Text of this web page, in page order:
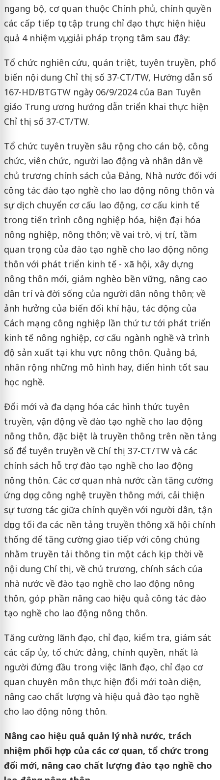
ngang bộ, cơ quan thuộc Chính phủ, chính quyền
các cấp tiếp tục tập trung chỉ đạo thực hiện hiệu
quả 4 nhiệm vụ, giải pháp trọng tâm sau đây:
Tổ chức nghiên cứu, quán triệt, tuyên truyền, phổ
biến nội dung Chỉ thị số 37-CT/TW, Hướng dẫn số
167-HD/BTGTW ngày 06/9/2024 của Ban Tuyên
giáo Trung ương hướng dẫn triển khai thực hiện
Chỉ thị số 37-CT/TW.
Tổ chức tuyên truyền sâu rộng cho cán bộ, công
chức, viên chức, người lao động và nhân dân về
chủ trương chính sách của Đảng, Nhà nước đối với
công tác đào tạo nghề cho lao động nông thôn và
sự dịch chuyển cơ cấu lao động, cơ cấu kinh tế
trong tiến trình công nghiệp hóa, hiện đại hóa
nông nghiệp, nông thôn; về vai trò, vị trí, tầm
quan trọng của đào tạo nghề cho lao động nông
thôn với phát triển kinh tế - xã hội, xây dựng
nông thôn mới, giảm nghèo bền vững, nâng cao
dân trí và đời sống của người dân nông thôn; về
ảnh hưởng của biến đổi khí hậu, tác động của
Cách mạng công nghiệp lần thứ tư tới phát triển
kinh tế nông nghiệp, cơ cấu ngành nghề và trình
độ sản xuất tại khu vực nông thôn. Quảng bá,
nhân rộng những mô hình hay, điển hình tốt sau
học nghề.
Đổi mới và đa dạng hóa các hình thức tuyên
truyền, vận động về đào tạo nghề cho lao động
nông thôn, đặc biệt là truyền thông trên nền tảng
số để tuyên truyền về Chỉ thị 37-CT/TW và các
chính sách hỗ trợ đào tạo nghề cho lao động
nông thôn. Các cơ quan nhà nước cần tăng cường
ứng dụng công nghệ truyền thông mới, cải thiện
sự tương tác giữa chính quyền với người dân, tận
dụng tối đa các nền tảng truyền thông xã hội chính
thống để tăng cường giao tiếp với công chúng
nhằm truyền tải thông tin một cách kịp thời về
nội dung Chỉ thị, về chủ trương, chính sách của
nhà nước về đào tạo nghề cho lao động nông
thôn, góp phần nâng cao hiệu quả công tác đào
tạo nghề cho lao động nông thôn.
Tăng cường lãnh đạo, chỉ đạo, kiểm tra, giám sát
các cấp ủy, tổ chức đảng, chính quyền, nhất là
người đứng đầu trong việc lãnh đạo, chỉ đạo cơ
quan chuyên môn thực hiện đổi mới toàn diện,
nâng cao chất lượng và hiệu quả đào tạo nghề
cho lao động nông thôn.
Nâng cao hiệu quả quản lý nhà nước, trách
nhiệm phối hợp của các cơ quan, tổ chức trong
đổi mới, nâng cao chất lượng đào tạo nghề cho